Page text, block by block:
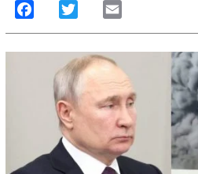
Facebook Twitter